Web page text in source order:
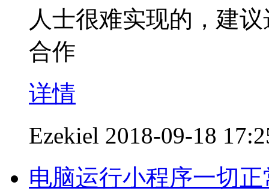
人士很难实现的，建
合作
详情
Ezekiel 2018-09-18
电脑运行小程序一切